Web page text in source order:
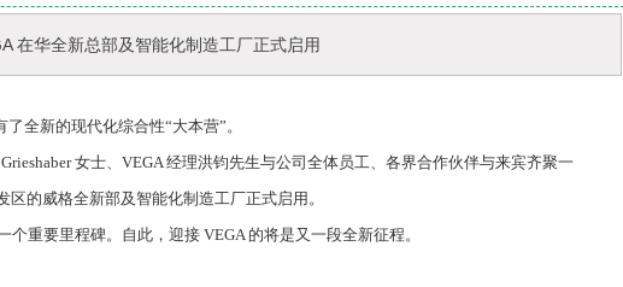
在华全新总部及智能化制造工厂正式启用
全新的现代化综合性“大本营”。
女士、VEGA 经理洪钧先生与公司全体员工、各界合作伙伴与来宾齐聚一
的威格全新部及智能化制造工厂正式启用。
重要里程碑。自此，迎接 VEGA 的将是又一段全新征程。